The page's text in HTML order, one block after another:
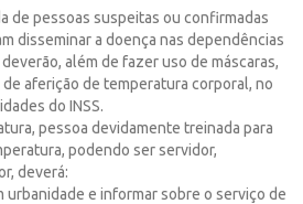
de pessoas suspeitas ou confirmadas
disseminar a doença nas dependências
além de fazer uso de máscaras,
aferição de temperatura corporal, no
do INSS.
pessoa devidamente treinada para
podendo ser servidor,
deverá:
urbanidade e informar sobre o serviço de